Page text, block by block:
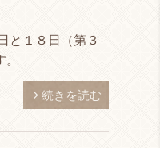
と１８日（第３
続きを読む